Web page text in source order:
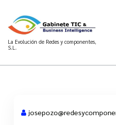
contenido
La Evolución de Redes y componentes,
S.L.